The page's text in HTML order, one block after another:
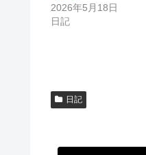
ン
2026年5月18日
日記
日記